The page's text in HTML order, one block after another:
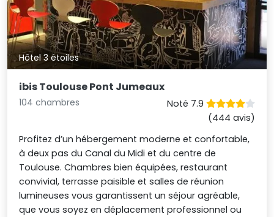
Hôtel 3 étoiles
ibis Toulouse Pont Jumeaux
104 chambres
Noté 7.9
(444 avis)
Profitez d’un hébergement moderne et confortable,
à deux pas du Canal du Midi et du centre de
Toulouse. Chambres bien équipées, restaurant
convivial, terrasse paisible et salles de réunion
lumineuses vous garantissent un séjour agréable,
que vous soyez en déplacement professionnel ou